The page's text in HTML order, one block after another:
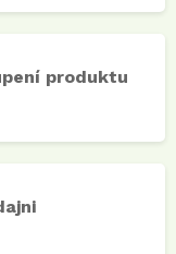
produktu